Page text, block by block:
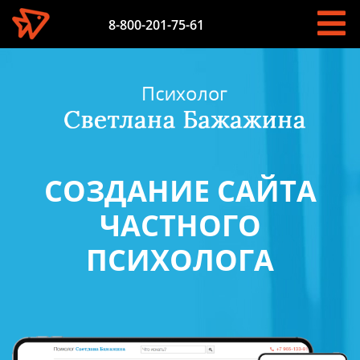
8-800-201-75-61
СОЗДАНИЕ САЙТА
ЧАСТНОГО
ПСИХОЛОГА